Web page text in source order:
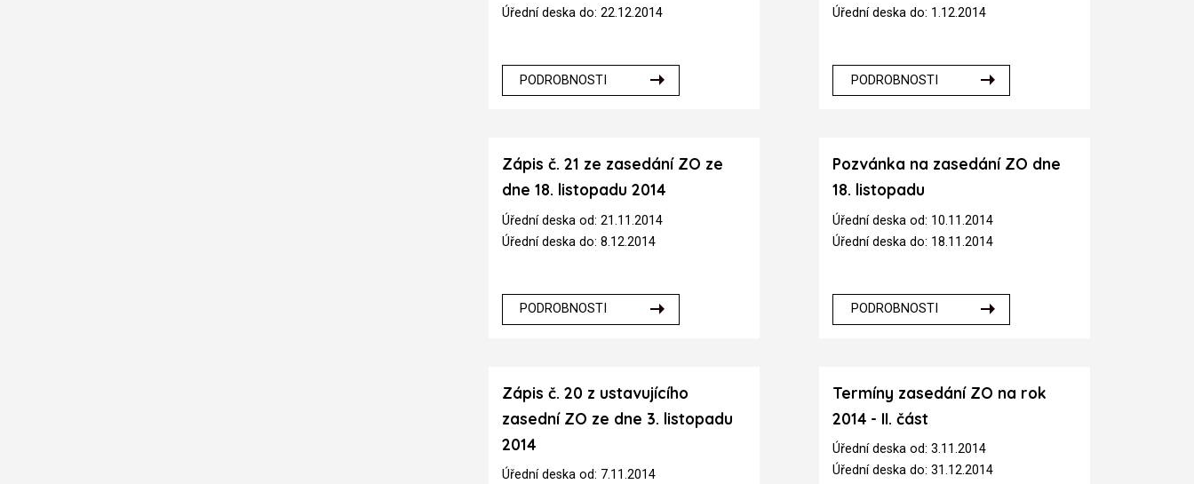
Úřední deska do: 22.12.2014
PODROBNOSTI
Úřední deska do: 1.12.2014
PODROBNOSTI
Zápis č. 21 ze zasedání ZO ze
dne 18. listopadu 2014
Úřední deska od: 21.11.2014
Úřední deska do: 8.12.2014
PODROBNOSTI
Pozvánka na zasedání ZO dne
18. listopadu
Úřední deska od: 10.11.2014
Úřední deska do: 18.11.2014
PODROBNOSTI
Zápis č. 20 z ustavujícího
zasední ZO ze dne 3. listopadu
2014
Úřední deska od: 7.11.2014
Termíny zasedání ZO na rok
2014 - II. část
Úřední deska od: 3.11.2014
Úřední deska do: 31.12.2014